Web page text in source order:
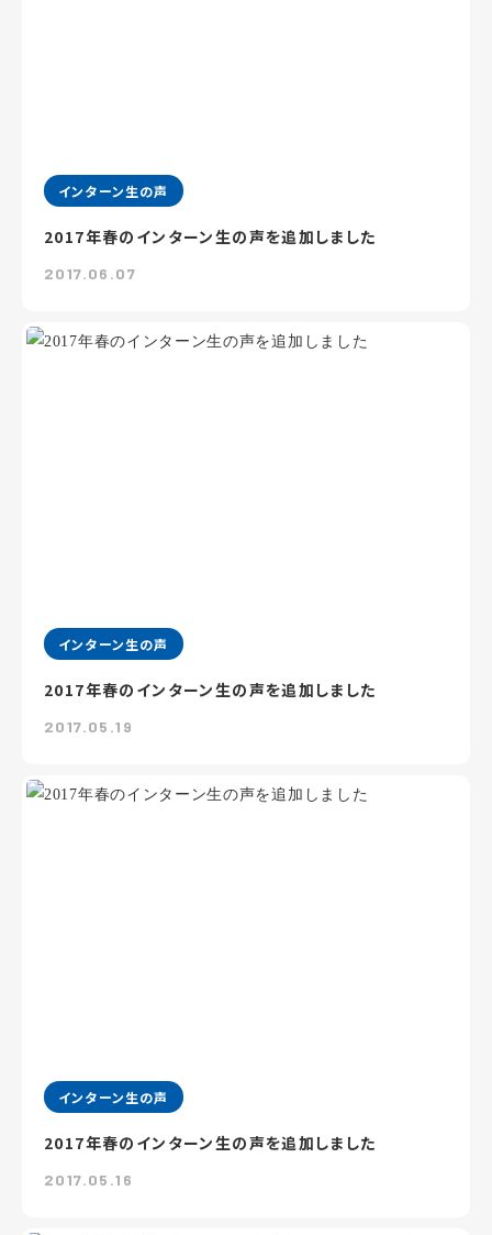
インターン生の声
2017年春のインターン生の声を追加しました
2017.06.07
インターン生の声
2017年春のインターン生の声を追加しました
2017.05.19
インターン生の声
2017年春のインターン生の声を追加しました
2017.05.16